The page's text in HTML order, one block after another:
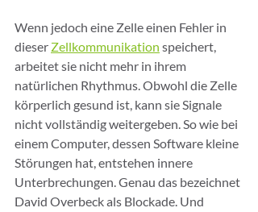
Wenn jedoch eine Zelle einen Fehler in
dieser Zellkommunikation speichert,
arbeitet sie nicht mehr in ihrem
natürlichen Rhythmus. Obwohl die Zelle
körperlich gesund ist, kann sie Signale
nicht vollständig weitergeben. So wie bei
einem Computer, dessen Software kleine
Störungen hat, entstehen innere
Unterbrechungen. Genau das bezeichnet
David Overbeck als Blockade. Und